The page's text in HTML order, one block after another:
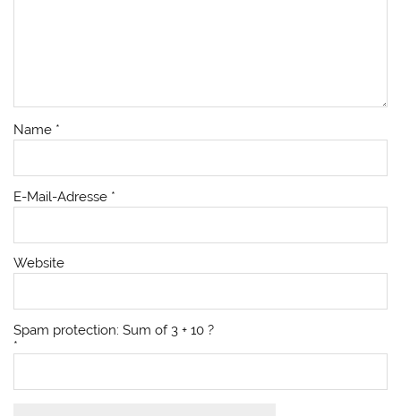
Name *
E-Mail-Adresse *
Website
Spam protection: Sum of 3 + 10 ?
*